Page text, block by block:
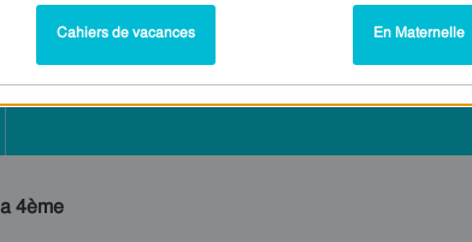
4ème
Cahiers de vacances En Maternelle